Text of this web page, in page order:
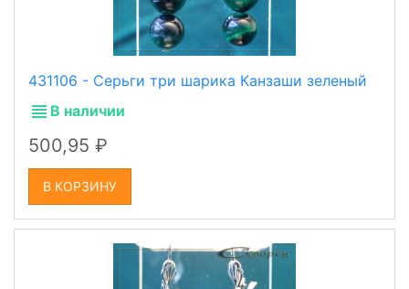
431106 - Серьги три шарика Канзаши зеленый
В наличии
500,95
В КОРЗИНУ